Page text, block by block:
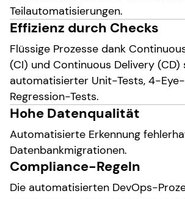
Teilautomatisierungen.
Effizienz durch Checks
Flüssige Prozesse dank
(CI) und Continuous Delivery (CD)
automatisierter Unit-Tests, 4-
Regression-Tests.
Hohe Datenqualität
Automatisierte Erkennung
Datenbankmigrationen.
Compliance-Regeln
Die automatisierten DevOps-